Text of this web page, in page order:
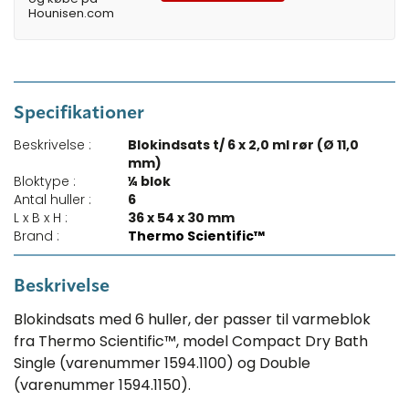
Hounisen.com
Specifikationer
Beskrivelse :
Blokindsats t/ 6 x 2,0 ml rør (Ø 11,0
mm)
Bloktype :
¼ blok
Antal huller :
6
L x B x H :
36 x 54 x 30 mm
Brand :
Thermo Scientific™
Beskrivelse
Blokindsats med 6 huller, der passer til varmeblok
fra Thermo Scientific™, model Compact Dry Bath
Single (varenummer 1594.1100) og Double
(varenummer 1594.1150).